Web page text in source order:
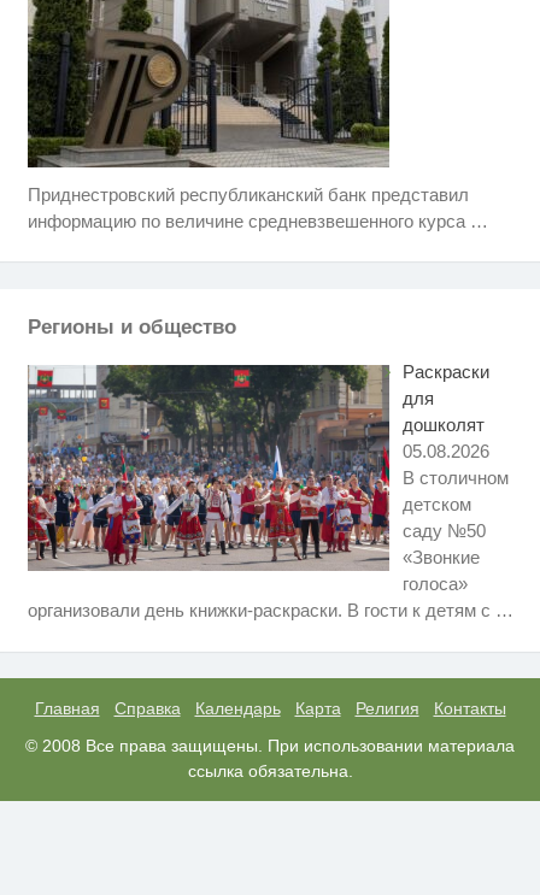
Приднестровский республиканский банк представил
информацию по величине средневзвешенного курса …
Регионы и общество
Раскраски
для
дошколят
05.08.2026
В столичном
детском
саду №50
«Звонкие
голоса»
организовали день книжки-раскраски. В гости к детям с …
Главная Справка Календарь Карта Религия
Контакты
© 2008 Все права защищены. При использовании материала
ссылка обязательна.
i
Ролик длится пару секунд, но
Королева вагона отожгла! Видео
Этот танец невесты оставит вас
Крыма: Что люди вытворяют,
i
Ролик из Омска: вы будете
смеяться долго